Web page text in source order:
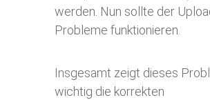
werden. Nun sollte der
Probleme funktionieren.
Insgesamt zeigt dieses
wichtig die korrekten